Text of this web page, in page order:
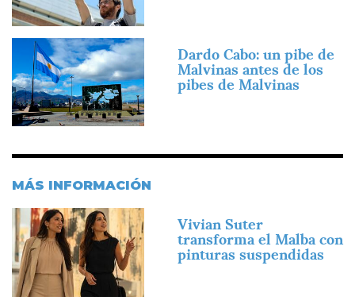
Imagen
Dardo Cabo: un pibe de
Malvinas antes de los
pibes de Malvinas
MÁS INFORMACIÓN
Imagen
Vivian Suter
transforma el Malba con
pinturas suspendidas